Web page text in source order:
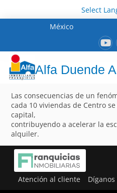
Select
México
Alfa Duende
Las consecuencias de un
cada 10 viviendas de Centro
capital,
contribuyendo a acelerar la
alquiler.
Atención al cliente